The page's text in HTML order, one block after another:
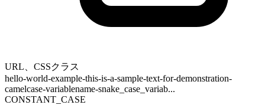
URL、CSSクラス
hello-world-example-this-is-a-sample-text-for-demonstration-
camelcase-variablename-snake_case_variab...
CONSTANT_CASE